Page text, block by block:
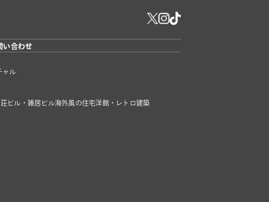
い合わせ
ャル
ビル・雑居ビル海外風の住宅洋館・レトロ建築